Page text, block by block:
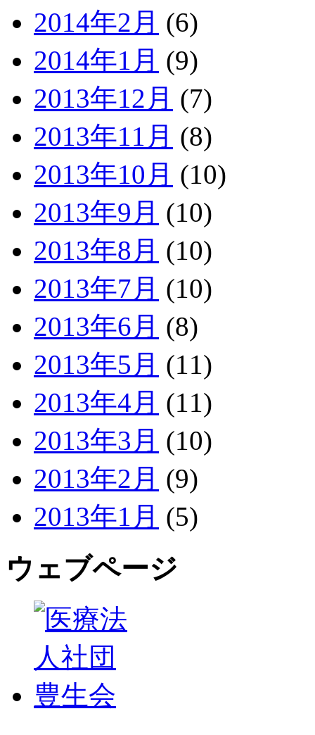
2014年2月 (6)
2014年1月 (9)
2013年12月 (7)
2013年11月 (8)
2013年10月 (10)
2013年9月 (10)
2013年8月 (10)
2013年7月 (10)
2013年6月 (8)
2013年5月 (11)
2013年4月 (11)
2013年3月 (10)
2013年2月 (9)
2013年1月 (5)
ウェブページ